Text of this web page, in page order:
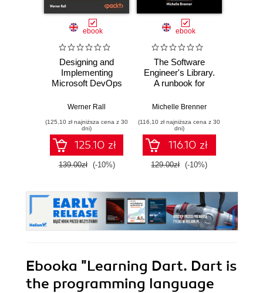
ebook
Designing and
Implementing
Microsoft DevOps
Certification Guide.
DevOps expertise,
pass the AZ-400
with confidence,
and boost your
cloud career
Werner Rall
(125,10 zł najniższa cena z 30
dni)
125.10 zł
139.00zł (-10%)
ebook
The Software
Engineer's Library.
A runbook for
systems and a
Michelle Brenner
(116,10 zł najniższa cena z 30
dni)
116.10 zł
129.00zł (-10%)
Ebooka "Learning Dart. Dart is
the programming language